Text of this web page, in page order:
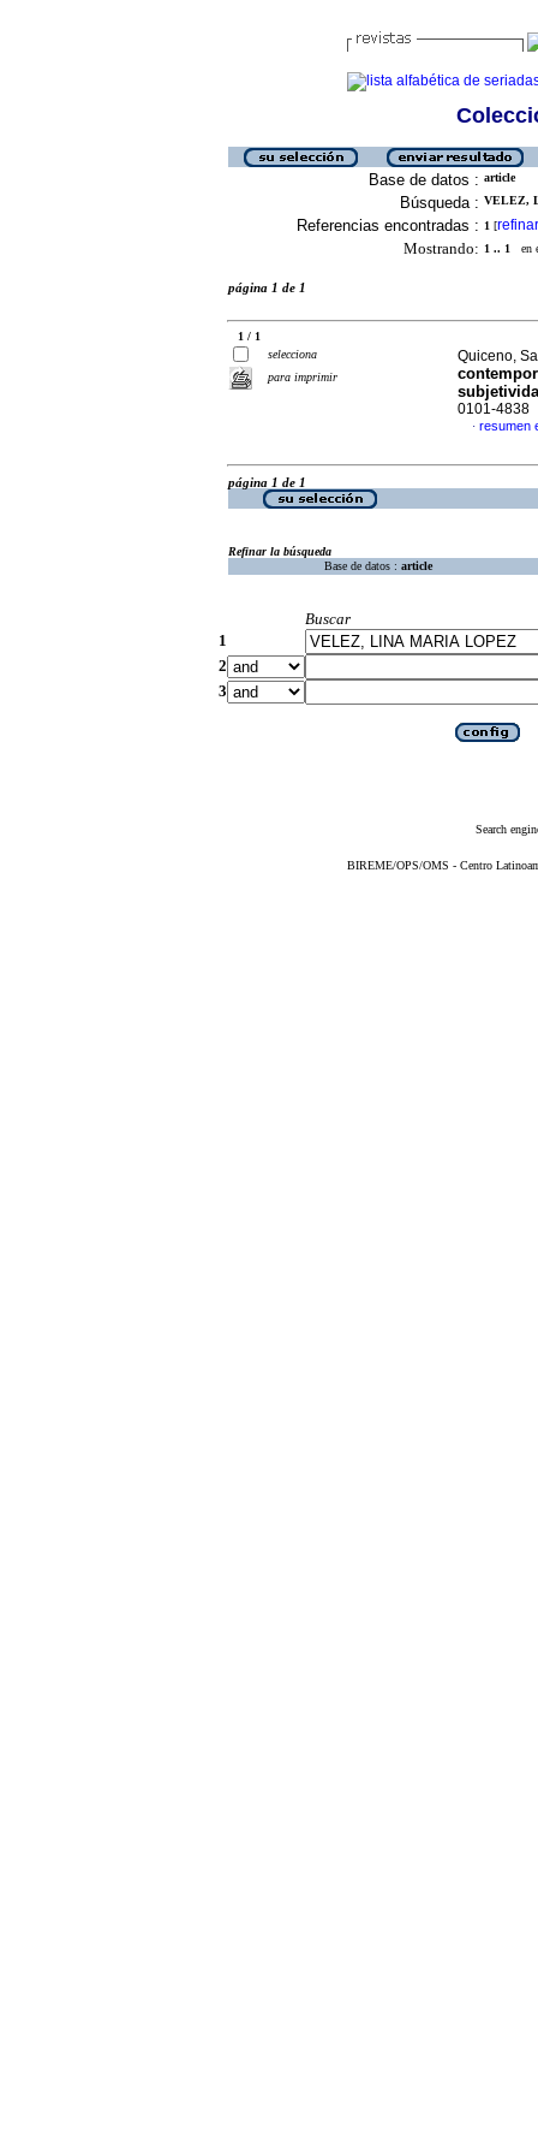
Base de datos : article
Búsqueda : VELEZ,
Referencias encontradas : 1 [refinar
Mostrando: 1 .. 1 en
página 1 de 1
1 / 1
selecciona
para imprimir
Quiceno,
0101-4838
· resumen
página 1 de 1
Refinar la búsqueda
Base de datos : article
Buscar
1
2
3
Search
BIREME/OPS/OMS - Centro